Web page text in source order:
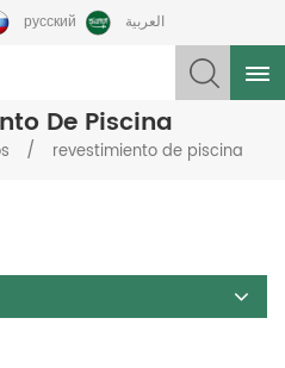
русский العربية
De Piscina
/ revestimiento de piscina